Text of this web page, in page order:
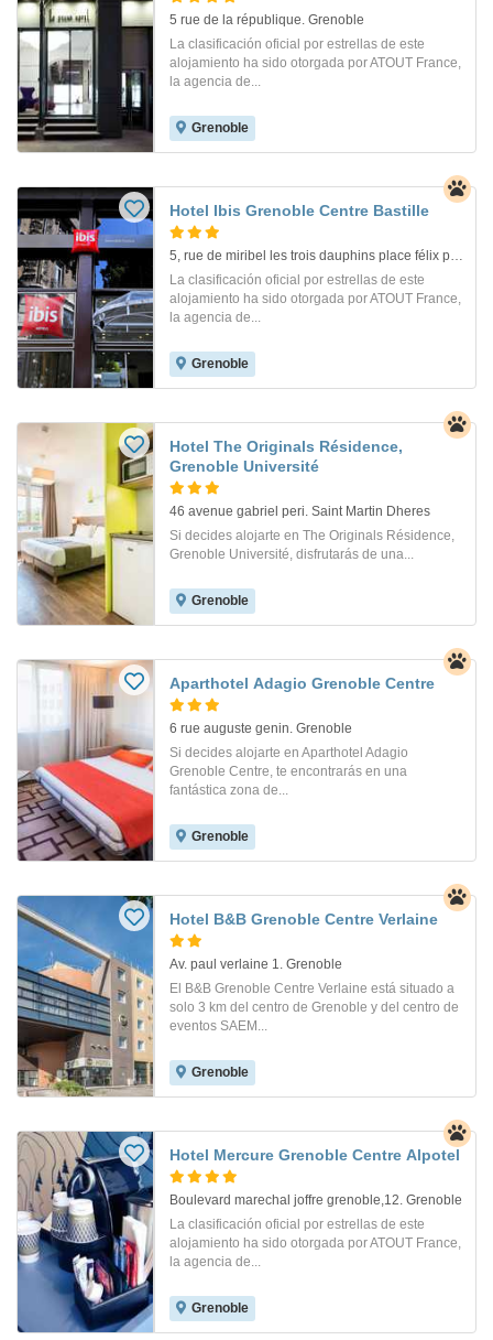
5 rue de la république. Grenoble
La clasificación oficial por estrellas de este
alojamiento ha sido otorgada por ATOUT France,
la agencia de...
Grenoble
Hotel Ibis Grenoble Centre Bastille
La clasificación oficial por estrellas de este
alojamiento ha sido otorgada por ATOUT France,
la agencia de...
Grenoble
Hotel The Originals Résidence,
Grenoble Université
46 avenue gabriel peri. Saint Martin Dheres
Si decides alojarte en The Originals Résidence,
Grenoble Université, disfrutarás de una...
Grenoble
Aparthotel Adagio Grenoble Centre
6 rue auguste genin. Grenoble
Si decides alojarte en Aparthotel Adagio
Grenoble Centre, te encontrarás en una
fantástica zona de...
Grenoble
Hotel B&B Grenoble Centre Verlaine
Av. paul verlaine 1. Grenoble
El B&B Grenoble Centre Verlaine está situado a
solo 3 km del centro de Grenoble y del centro de
eventos SAEM...
Grenoble
Hotel Mercure Grenoble Centre Alpotel
Boulevard marechal joffre grenoble,12. Grenoble
La clasificación oficial por estrellas de este
alojamiento ha sido otorgada por ATOUT France,
la agencia de...
Grenoble